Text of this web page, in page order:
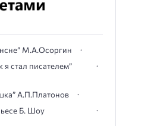
М.А.Осоргин
я стал писателем”
А.П.Платонов
Б. Шоу